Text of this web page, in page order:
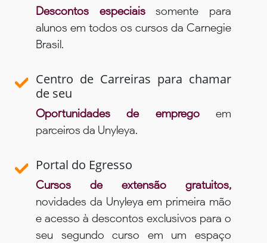
Descontos especiaissomente para
alunos em todos os cursos da Carnegie
Brasil.
Centro de Carreiras para chamar
de seu
Oportunidades de empregoem
parceiros da Unyleya.
Portal do Egresso
Cursos de extensão gratuitos,
novidades da Unyleya em primeira mão
e acesso à descontos exclusivos para o
seu segundo curso em um espaço